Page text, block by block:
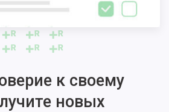
к своему
новых